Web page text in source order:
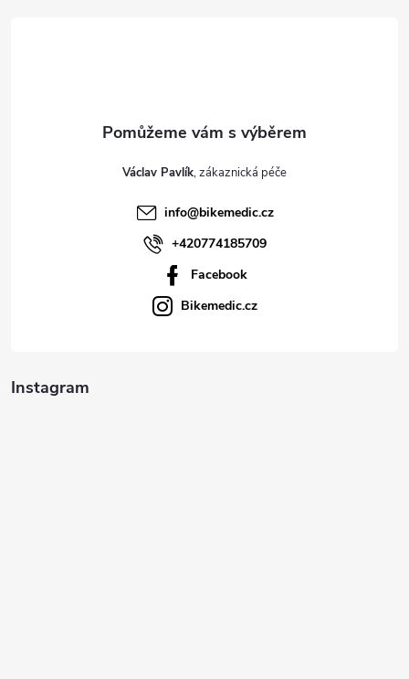
Václav Pavlík
info@bikemedic.cz
+420774185709
Facebook
Bikemedic.cz
Instagram